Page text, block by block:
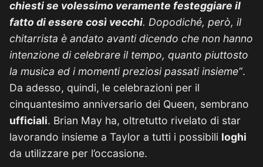
chiesti se volessimo veramente festeggiare il
fatto di essere così vecchi. Dopodiché, però, il
chitarrista è andato avanti dicendo che non hanno
intenzione di celebrare il tempo, quanto piuttosto
la musica ed i momenti preziosi passati insieme”.
Da adesso, quindi, le celebrazioni per il
cinquantesimo anniversario dei Queen, sembrano
ufficiali. Brian May ha, oltretutto rivelato di star
lavorando insieme a Taylor a tutti i possibili loghi
da utilizzare per l’occasione.